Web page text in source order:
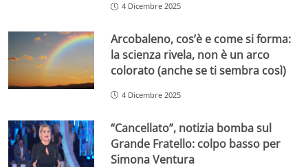
4 Dicembre 2025
Arcobaleno, cos’è e come si forma:
la scienza rivela, non è un arco
colorato (anche se ti sembra così)
4 Dicembre 2025
“Cancellato”, notizia bomba sul
Grande Fratello: colpo basso per
Simona Ventura